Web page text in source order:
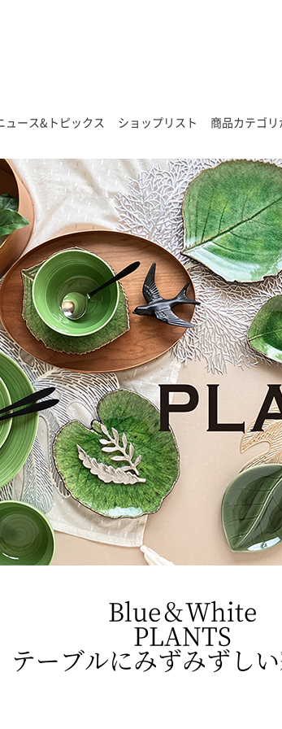
ュース&トピックス ショップリスト 商品カテゴリ
＼再入荷＆カラ
かやの日常着